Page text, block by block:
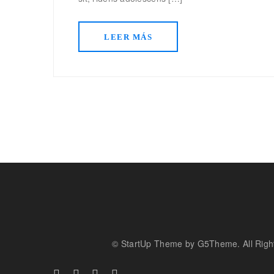
LEER MÁS
© StartUp Theme by G5Theme. All